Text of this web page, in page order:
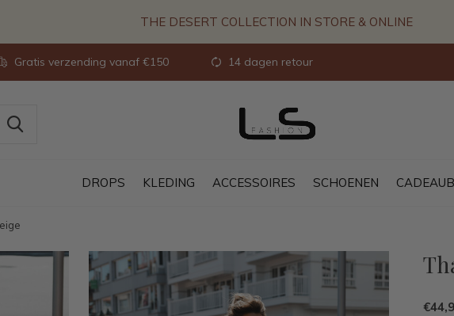
DROPS KLEDING ACCESSOIRES SCHOENEN
Gratis verzending vanaf €150 14 dagen retour
THE DESERT COLLECTION IN STORE & ONLINE